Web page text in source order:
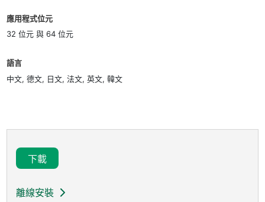
應用程式位元
32 位元 與 64 位元
語言
中文, 德文, 日文, 法文, 英文, 韓文
下載
離線安裝